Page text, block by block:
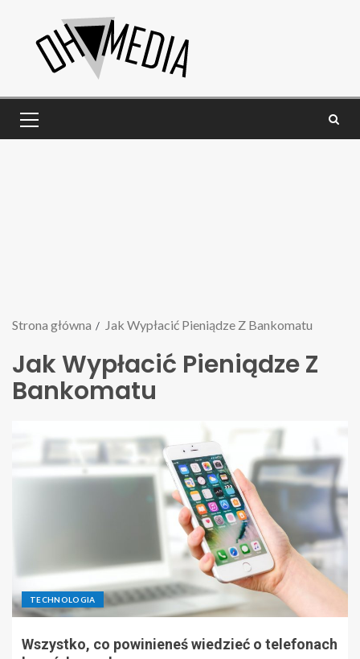
Strona główna Jak Wypłacić Pieniądze Z Bankomatu
Jak Wypłacić Pieniądze Z
Bankomatu
TECHNOLOGIA
Wszystko, co powinieneś wiedzieć o telefonach